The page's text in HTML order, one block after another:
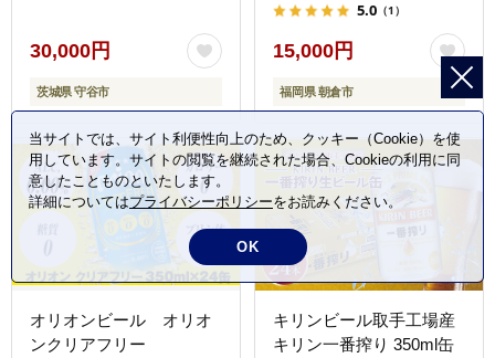
守谷市
30,000円
茨城県 守谷市
5.0 （1）
15,000円
福岡県 朝倉市
オリオンビール オリオ
ンクリアフリー
キリンビール取手工場産
キリン一番搾り 350ml缶
当サイトでは、サイト利便性向上のため、クッキー（Cookie）を使
用しています。サイトの閲覧を継続された場合、Cookieの利用に同
意したことものといたします。
詳細についてはプライバシーポリシーをお読みください。
OK